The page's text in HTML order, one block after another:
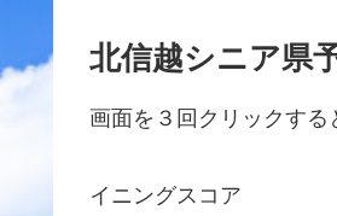
北信越シニア県
画面を３回クリックする
イニングスコア